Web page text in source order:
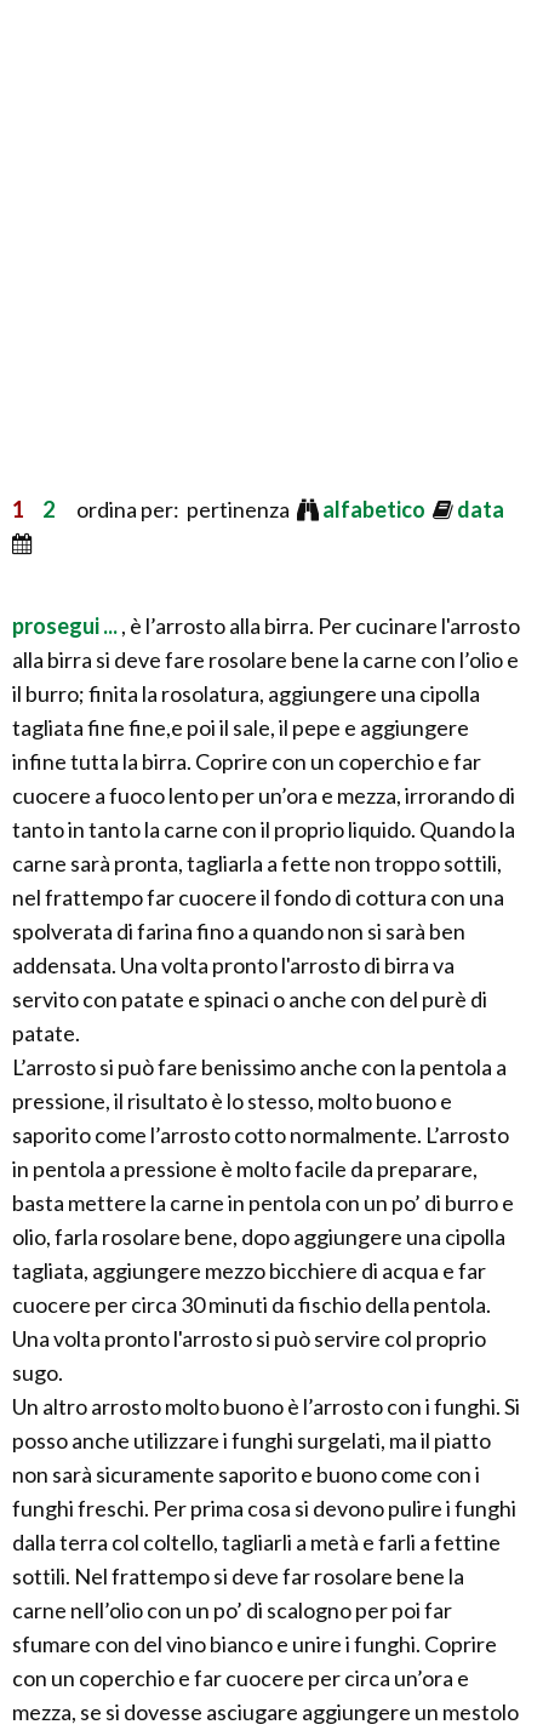
1 2 ordina per: pertinenza alfabetico data
prosegui ..., è l’arrosto alla birra. Per cucinare l'arrosto
alla birra si deve fare rosolare bene la carne con l’olio e
il burro; finita la rosolatura, aggiungere una cipolla
tagliata fine fine,e poi il sale, il pepe e aggiungere
infine tutta la birra. Coprire con un coperchio e far
cuocere a fuoco lento per un’ora e mezza, irrorando di
tanto in tanto la carne con il proprio liquido. Quando la
carne sarà pronta, tagliarla a fette non troppo sottili,
nel frattempo far cuocere il fondo di cottura con una
spolverata di farina fino a quando non si sarà ben
addensata. Una volta pronto l'arrosto di birra va
servito con patate e spinaci o anche con del purè di
patate.
L’arrosto si può fare benissimo anche con la pentola a
pressione, il risultato è lo stesso, molto buono e
saporito come l’arrosto cotto normalmente. L’arrosto
in pentola a pressione è molto facile da preparare,
basta mettere la carne in pentola con un po’ di burro e
olio, farla rosolare bene, dopo aggiungere una cipolla
tagliata, aggiungere mezzo bicchiere di acqua e far
cuocere per circa 30 minuti da fischio della pentola.
Una volta pronto l'arrosto si può servire col proprio
sugo.
Un altro arrosto molto buono è l’arrosto con i funghi. Si
posso anche utilizzare i funghi surgelati, ma il piatto
non sarà sicuramente saporito e buono come con i
funghi freschi. Per prima cosa si devono pulire i funghi
dalla terra col coltello, tagliarli a metà e farli a fettine
sottili. Nel frattempo si deve far rosolare bene la
carne nell’olio con un po’ di scalogno per poi far
sfumare con del vino bianco e unire i funghi. Coprire
con un coperchio e far cuocere per circa un’ora e
mezza, se si dovesse asciugare aggiungere un mestolo